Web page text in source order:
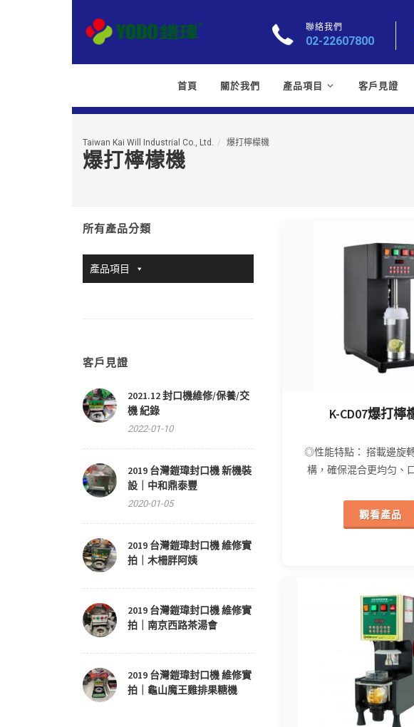
聯絡我們
02-22607800
首頁 關於我們 產品項目 客戶見證
爆打檸檬機
Taiwan Kai Will Industrial Co., Ltd. 爆打檸檬機
K-CD07爆打檸
◎性能特點： 搭載邊旋
構，確保混合更均匀、口
觀看產品
所有產品分類
產品項目
客戶見證
2021.12 封口機維修/保養/交
機 紀錄
2022-01-10
2019 台灣鎧瑋封口機 新機裝
設｜中和鼎泰豐
2020-01-05
2019 台灣鎧瑋封口機 維修實
拍｜木柵胖阿姨
2019 台灣鎧瑋封口機 維修實
拍｜南京西路茶湯會
2019 台灣鎧瑋封口機 維修實
拍｜龜山魔王雞排果糖機